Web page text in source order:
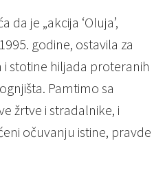
da je „akcija ‘Oluja’,
godine, ostavila za
stotine hiljada proteranih
Pamtimo sa
žrtve i stradalnike, i
očuvanju istine, pravde